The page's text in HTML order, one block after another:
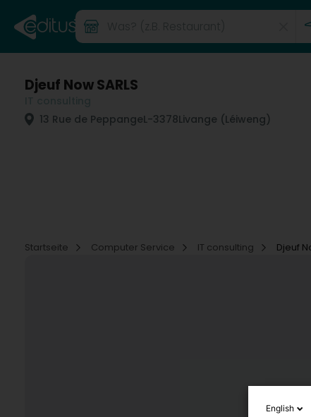
Djeuf Now SARLS
13 Rue de PeppangeL-3378Livange (Léiweng)
Startseite
Computer Service IT consulting Djeuf
English